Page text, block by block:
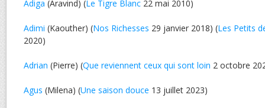
Adiga (Aravind) (Le Tigre Blanc 22 mai 2010)
Adimi (Kaouther) (Nos Richesses 29 janvier 2018) (Les Petits
2020)
Adrian (Pierre) (Que reviennent ceux qui sont loin 2 octobre
Agus (Milena) (Une saison douce 13 juillet 2023)